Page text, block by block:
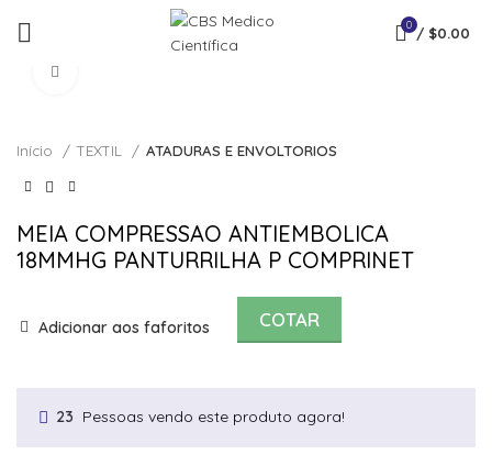
0 / $0.00
Início TEXTIL ATADURAS E ENVOLTORIOS
MEIA COMPRESSAO ANTIEMBOLICA
18MMHG PANTURRILHA P COMPRINET
Adicionar aos faforitos COTAR
23 Pessoas vendo este produto agora!